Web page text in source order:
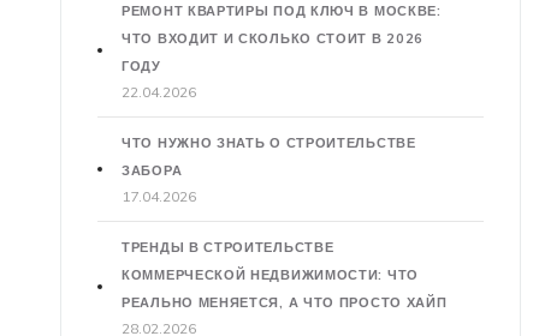
РЕМОНТ КВАРТИРЫ ПОД КЛЮЧ В МОСКВЕ:
ЧТО ВХОДИТ И СКОЛЬКО СТОИТ В 2026
ГОДУ
22.04.2026
ЧТО НУЖНО ЗНАТЬ О СТРОИТЕЛЬСТВЕ
ЗАБОРА
17.04.2026
ТРЕНДЫ В СТРОИТЕЛЬСТВЕ
КОММЕРЧЕСКОЙ НЕДВИЖИМОСТИ: ЧТО
РЕАЛЬНО МЕНЯЕТСЯ, А ЧТО ПРОСТО ХАЙП
28.02.2026